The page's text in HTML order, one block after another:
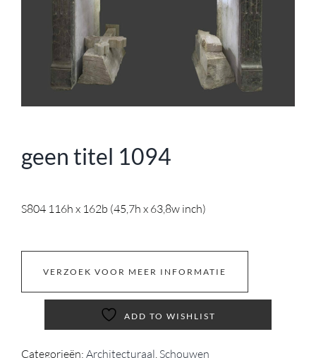
geen titel 1094
S804 116h x 162b (45,7h x 63,8w inch)
VERZOEK VOOR MEER INFORMATIE
ADD TO WISHLIST
Categorieën: Architecturaal Schouwen